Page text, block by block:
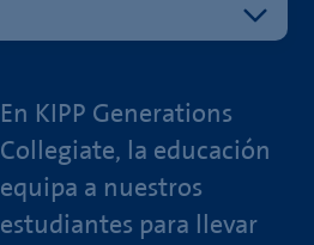
En KIPP Generations
Collegiate, la educación
equipa a nuestros
estudiantes para llevar